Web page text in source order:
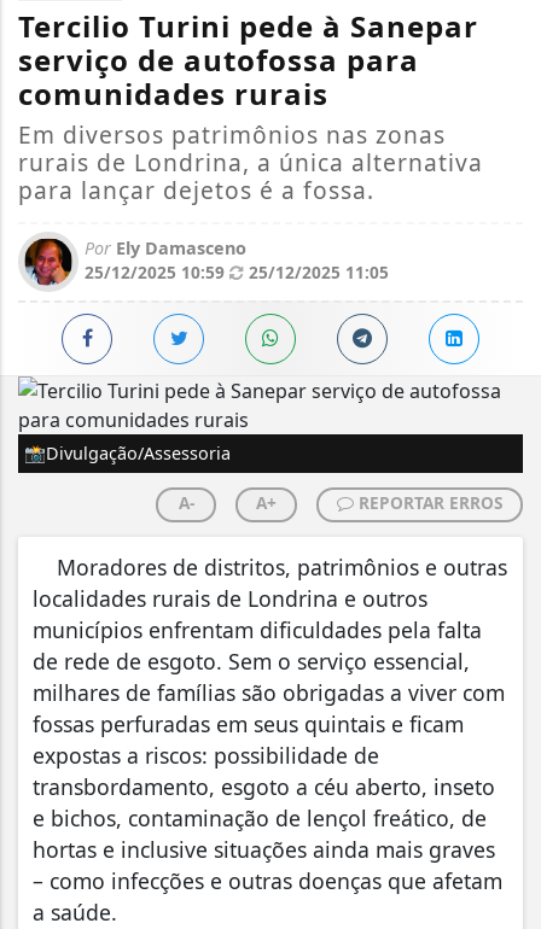
Tercilio Turini pede à Sanepar
serviço de autofossa para
comunidades rurais
Em diversos patrimônios nas zonas
rurais de Londrina, a única alternativa
para lançar dejetos é a fossa.
Por Ely Damasceno
25/12/2025 10:59
25/12/2025 11:05
📸Divulgação/Assessoria
A- A+ REPORTAR ERROS
Moradores de distritos, patrimônios e outras
localidades rurais de Londrina e outros
municípios enfrentam dificuldades pela falta
de rede de esgoto. Sem o serviço essencial,
milhares de famílias são obrigadas a viver com
fossas perfuradas em seus quintais e ficam
expostas a riscos: possibilidade de
transbordamento, esgoto a céu aberto, inseto
e bichos, contaminação de lençol freático, de
hortas e inclusive situações ainda mais graves
– como infecções e outras doenças que afetam
a saúde.